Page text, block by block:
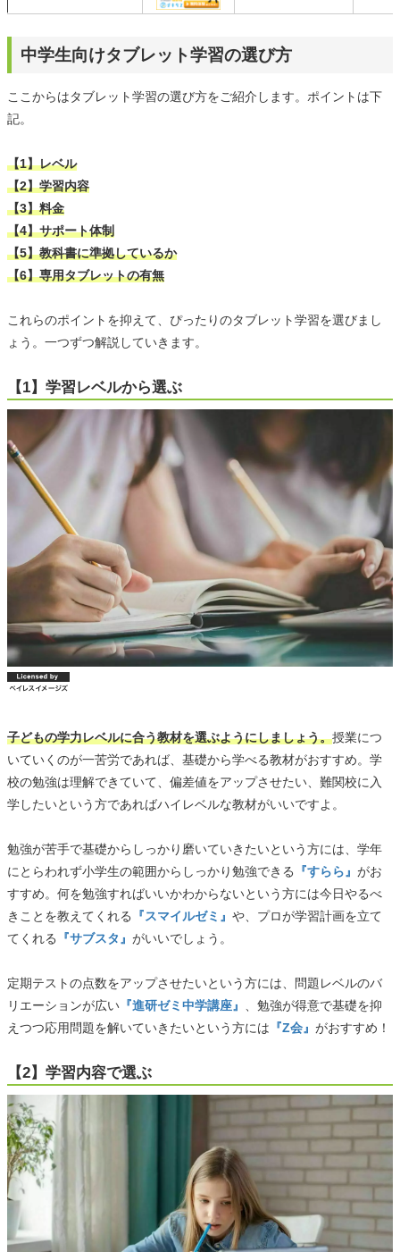
中学生向けタブレット学習の選び方
ここからはタブレット学習の選び方をご紹介します。ポイントは下
記。
【1】レベル
【2】学習内容
【3】料金
【4】サポート体制
【5】教科書に準拠しているか
【6】専用タブレットの有無
これらのポイントを抑えて、ぴったりのタブレット学習を選びまし
ょう。一つずつ解説していきます。
【1】学習レベルから選ぶ
子どもの学力レベルに合う教材を選ぶようにしましょう。授業につ
いていくのが一苦労であれば、基礎から学べる教材がおすすめ。学
校の勉強は理解できていて、偏差値をアップさせたい、難関校に入
学したいという方であればハイレベルな教材がいいですよ。
勉強が苦手で基礎からしっかり磨いていきたいという方には、学年
にとらわれず小学生の範囲からしっかり勉強できる
『すらら』 がお
すすめ。何を勉強すればいいかわからないという方には今日やるべ
きことを教えてくれる
『スマイルゼミ』 や、プロが学習計画を立て
てくれる
『サブスタ』 がいいでしょう。
定期テストの点数をアップさせたいという方には、問題レベルのバ
リエーションが広い 『進研ゼミ中学講座』
、勉強が得意で基礎を抑
えつつ応用問題を解いていきたいという方には 『Z会』 がおすすめ！
【2】学習内容で選ぶ